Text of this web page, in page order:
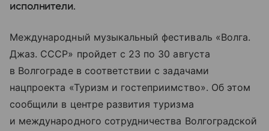
исполнители.
Международный музыкальный фестиваль «Волга.
Джаз. СССР» пройдет с 23 по 30 августа
в Волгограде в соответствии с задачами
нацпроекта «Туризм и гостеприимство». Об этом
сообщили в центре развития туризма
и международного сотрудничества Волгоградской